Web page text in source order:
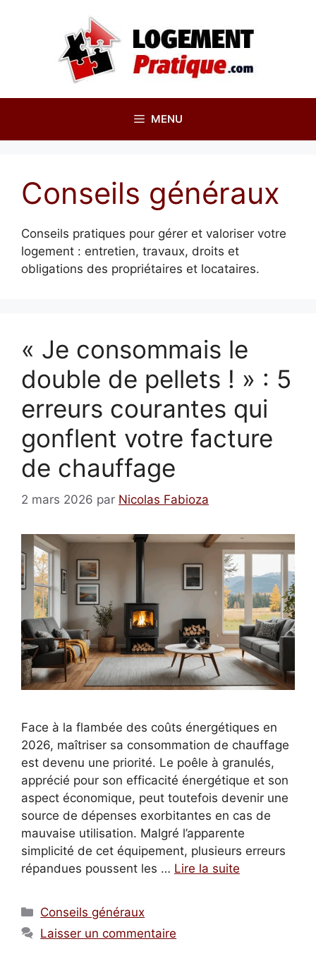
MENU
Conseils généraux
Conseils pratiques pour gérer et valoriser votre
logement : entretien, travaux, droits et
obligations des propriétaires et locataires.
« Je consommais le
double de pellets ! » : 5
erreurs courantes qui
gonflent votre facture
de chauffage
2 mars 2026 par Nicolas Fabioza
Face à la flambée des coûts énergétiques en
2026, maîtriser sa consommation de chauffage
est devenu une priorité. Le poêle à granulés,
apprécié pour son efficacité énergétique et son
aspect économique, peut toutefois devenir une
source de dépenses exorbitantes en cas de
mauvaise utilisation. Malgré l’apparente
simplicité de cet équipement, plusieurs erreurs
répandues poussent les … Lire la suite
Catégories
Conseils généraux
Laisser un commentaire